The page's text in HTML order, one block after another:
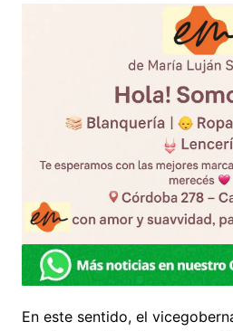
En este sentido, el